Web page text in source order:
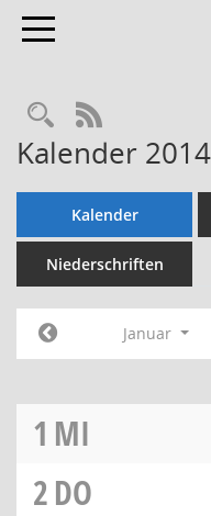
Toggle navigation
RSS-Feed
Kalender
Kalender
Niederschriften
Januar
1 MI
2DO